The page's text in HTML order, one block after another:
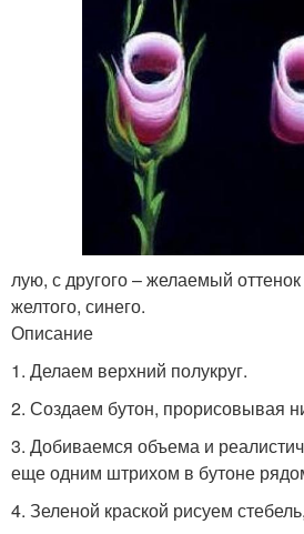
лую, с другого – желаемый оттенок
желтого, синего.
Описание
1. Делаем верхний полукруг.
2. Создаем бутон, прорисовывая
3. Добиваемся объема и
еще одним штрихом в бутоне
4. Зеленой краской рисуем